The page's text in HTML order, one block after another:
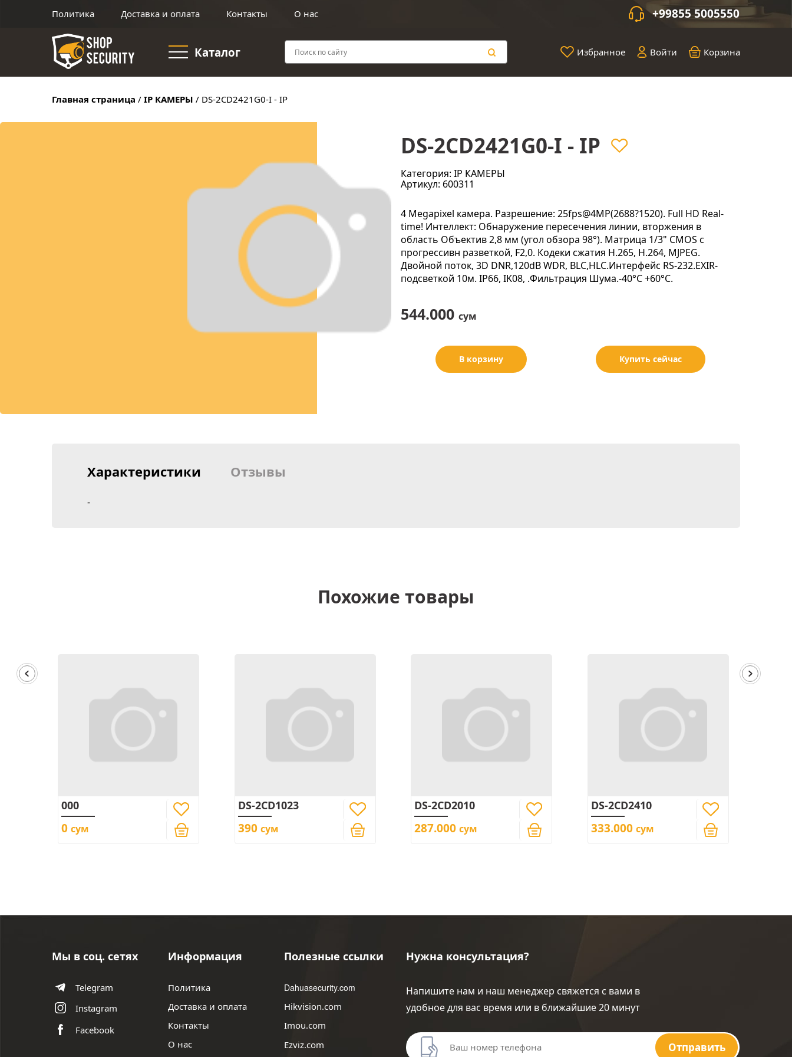
Политика Доставка и оплата Контакты О нас +99855 5005550
Каталог Избранное Войти Корзина
Главная страница / IP КАМЕРЫ / DS-2CD2421G0-I - IP
DS-2CD2421G0-I - IP
Категория: IP КАМЕРЫ
Артикул: 600311
4 Megapixel камера. Разрешение: 25fps@4MP(2688?1520). Full HD Real-
time! Интеллект: Обнаружение пересечения линии, вторжения в
область Объектив 2,8 мм (угол обзора 98°). Матрица 1/3" CMOS с
прогрессивн разветкой, F2,0. Кодеки сжатия H.265, H.264, MJPEG.
Двойной поток, 3D DNR,120dB WDR, BLC,HLC.Интерфейс RS-232.EXIR-
подсветкой 10м. IP66, IK08, .Фильтрация Шума.-40°С +60°С.
544.000 сум
В корзину Купить сейчас
Характеристики Отзывы
-
Похожие товары
000
0 сум
DS-2CD1023
390 сум
DS-2CD2010
287.000 сум
DS-2CD2410
333.000 сум
Мы в соц. сетях
Telegram
Instagram
Facebook
Информация
Политика
Доставка и оплата
Контакты
О нас
Полезные ссылки
Dahuasecurity.com
Hikvision.com
Imou.com
Ezviz.com
Нужна консультация?
Напишите нам и наш менеджер свяжется с вами в
удобное для вас время или в ближайшие 20 минут
Отправить